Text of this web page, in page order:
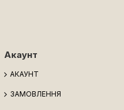
Акаунт
АКАУНТ
ЗАМОВЛЕННЯ